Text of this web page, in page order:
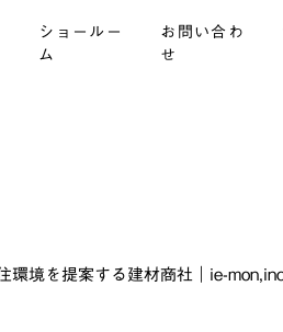
ショールー
ム
お問い合わ
せ
環境を提案する建材商社｜ie-